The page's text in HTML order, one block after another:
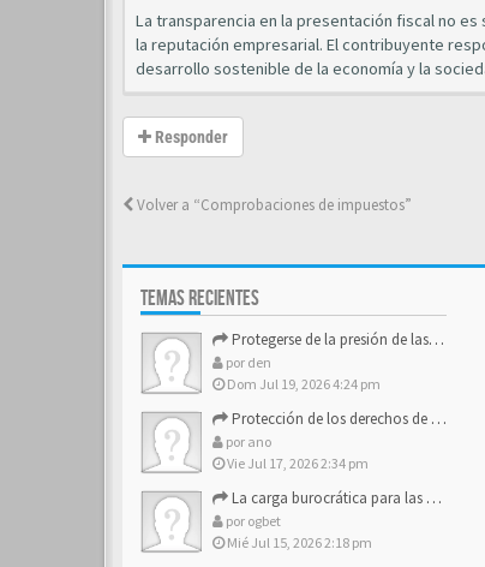
La transparencia en la presentación fiscal no
la reputación empresarial. El contribuyente
desarrollo sostenible de la economía y la
Responder
Volver a “Comprobaciones de impuestos”
TEMAS RECIENTES
Protegerse de la presión de las estructuras de control
por den
Dom Jul 19, 2026 4:24 pm
Protección de los derechos de autor y los activos de marca
por ano
Vie Jul 17, 2026 2:34 pm
La carga burocrática para las pequeñas y medianas empresas
por ogbet
Mié Jul 15, 2026 2:18 pm